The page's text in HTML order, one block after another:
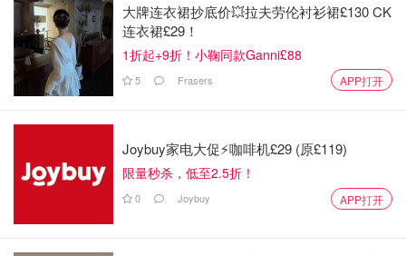
大牌连衣裙抄底价💥拉夫劳伦衬衫裙£130 CK
连衣裙£29！
1折起+9折！小鞠同款Ganni£88
5 Frasers APP打开
Joybuy家电大促⚡咖啡机£29 (原£119)
限量秒杀，低至2.5折！
0 Joybuy APP打开